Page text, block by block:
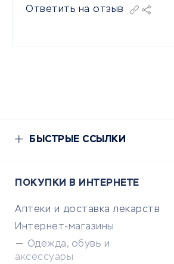
Ответить на отзыв
БЫСТРЫЕ ССЫЛКИ
ПОКУПКИ В ИНТЕРНЕТЕ
Аптеки и доставка лекарств
Интернет-магазины
Одежда, обувь и
аксессуары